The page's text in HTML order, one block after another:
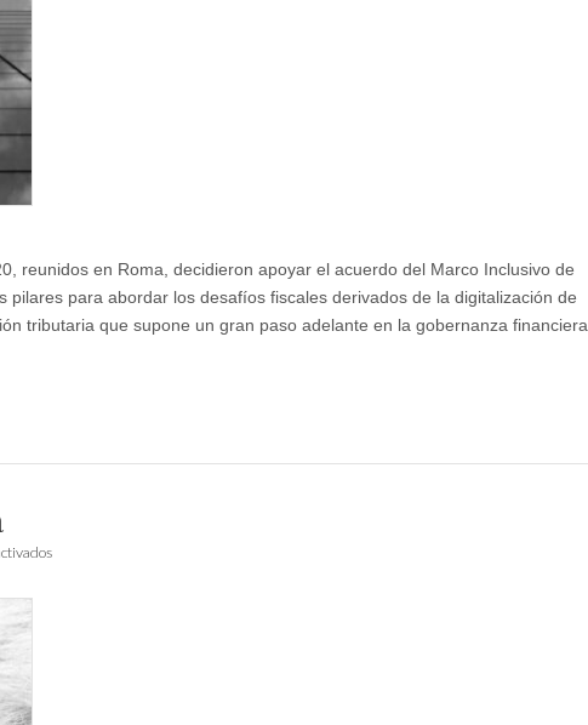
reunidos en Roma, decidieron apoyar el acuerdo del Marco Inclusivo de
pilares para abordar los desafíos fiscales derivados de la digitalización de
tributaria que supone un gran paso adelante en la gobernanza financiera
en